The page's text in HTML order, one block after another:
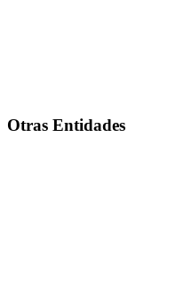
Otras Entidades